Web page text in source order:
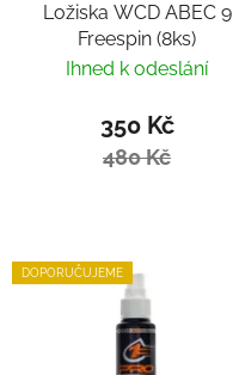
Ložiska WCD ABEC 9
Freespin (8ks)
Ihned k odeslání
350 Kč
480 Kč
DOPORUČUJEME